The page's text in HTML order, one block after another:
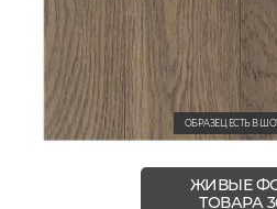
ОБРАЗЕЦ ЕСТЬ В
ЖИВЫЕ
ТОВАРА